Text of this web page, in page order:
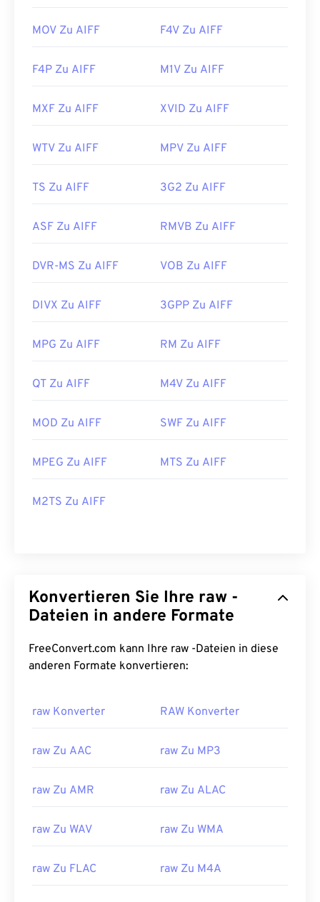
00 00
00 00
MOV Zu AIFF F4V Zu AIFF
F4P Zu AIFF M1V Zu AIFF
MXF Zu AIFF XVID Zu AIFF
WTV Zu AIFF MPV Zu AIFF
TS Zu AIFF 3G2 Zu AIFF
ASF Zu AIFF RMVB Zu AIFF
DVR-MS Zu AIFF VOB Zu AIFF
DIVX Zu AIFF 3GPP Zu AIFF
MPG Zu AIFF RM Zu AIFF
QT Zu AIFF M4V Zu AIFF
MOD Zu AIFF SWF Zu AIFF
MPEG Zu AIFF MTS Zu AIFF
M2TS Zu AIFF
Konvertieren Sie Ihre raw -
Dateien in andere Formate
FreeConvert.com kann Ihre raw -Dateien in diese
anderen Formate konvertieren:
raw Konverter RAW Konverter
raw Zu AAC raw Zu MP3
raw Zu AMR raw Zu ALAC
raw Zu WAV raw Zu WMA
raw Zu FLAC raw Zu M4A